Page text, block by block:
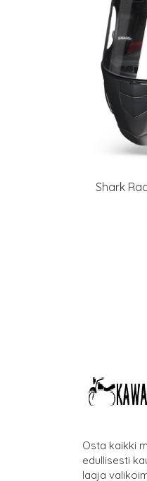
Shark
Osta kaikki
edullisesti
laaja